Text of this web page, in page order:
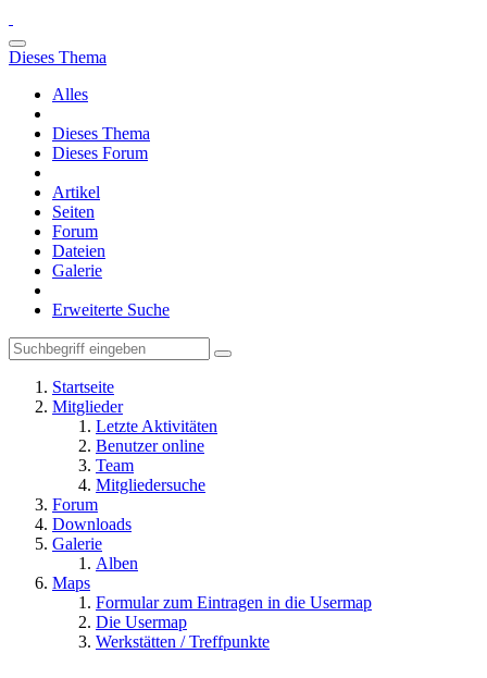
Dieses Thema
Alles
Dieses Thema
Dieses Forum
Artikel
Seiten
Forum
Dateien
Galerie
Erweiterte Suche
Startseite
Mitglieder
Letzte Aktivitäten
Benutzer online
Team
Mitgliedersuche
Forum
Downloads
Galerie
Alben
Maps
Formular zum Eintragen in die Usermap
Die Usermap
Werkstätten / Treffpunkte